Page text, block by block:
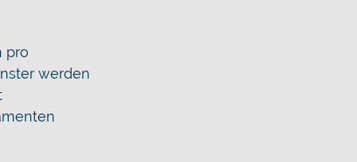
pro
werden